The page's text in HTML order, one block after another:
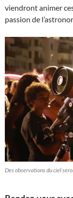
viendront animer
passion de
Des observations du ciel